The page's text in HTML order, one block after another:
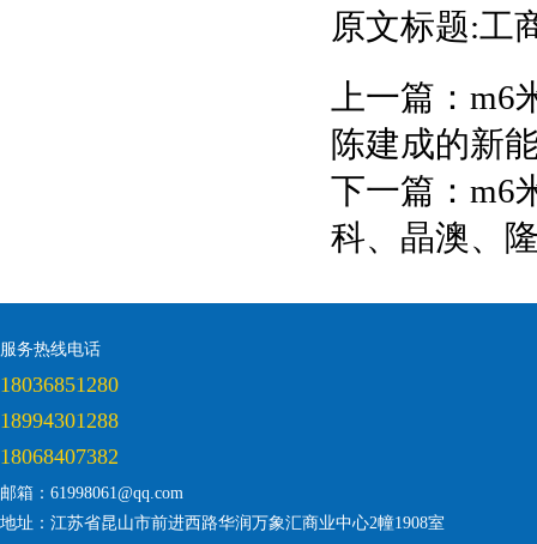
原文标题:工
上一篇： m6
陈建成的新
下一篇： m6
科、晶澳、
服务热线电话
18036851280
18994301288
18068407382
邮箱：61998061@qq.com
地址：江苏省昆山市前进西路华润万象汇商业中心2幢1908室